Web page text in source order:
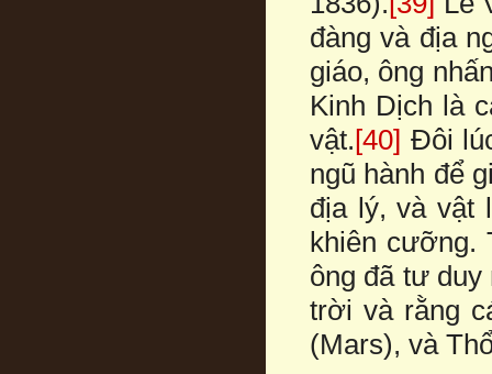
đàng và địa
giáo, ông
Kinh Dịch là
vật.[40] Đôi
ngũ hành để
địa lý, và vật
khiên cưỡng.
ông đã tư duy
trời và rằng
(Mars), và